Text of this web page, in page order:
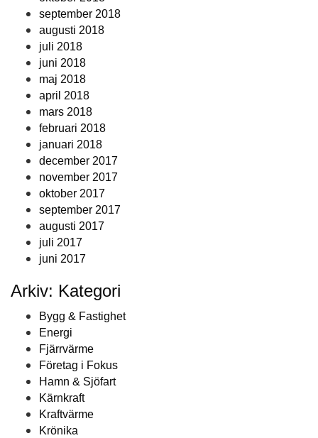
september 2018
augusti 2018
juli 2018
juni 2018
maj 2018
april 2018
mars 2018
februari 2018
januari 2018
december 2017
november 2017
oktober 2017
september 2017
augusti 2017
juli 2017
juni 2017
Arkiv: Kategori
Bygg & Fastighet
Energi
Fjärrvärme
Företag i Fokus
Hamn & Sjöfart
Kärnkraft
Kraftvärme
Krönika